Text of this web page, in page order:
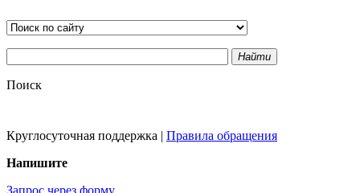
Найти
Поиск
Круглосуточная поддержка | Правила обращения
Напишите
Запрос через форму